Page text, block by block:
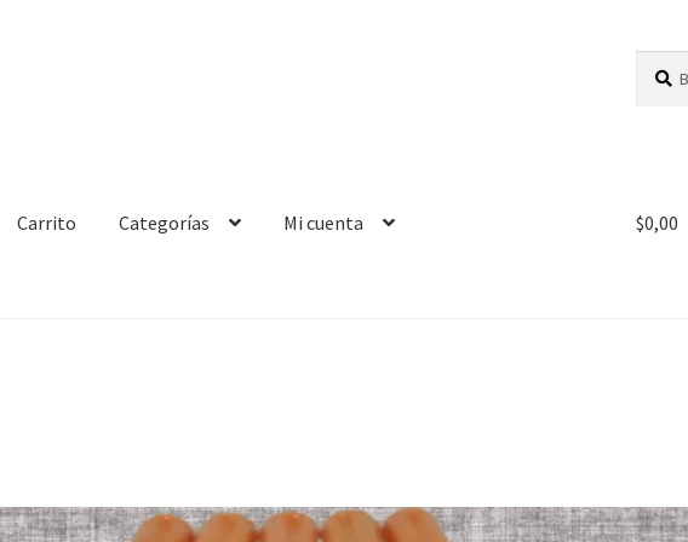
por:
Carrito Categorías Mi cuenta $0,00